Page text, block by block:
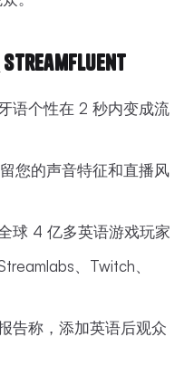
语个性在 2 秒内变成流
留您的声音特征和直播风
球 4 亿多英语游戏玩家
、Twitch、
告称，添加英语后观众